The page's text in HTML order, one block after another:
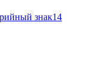
знак14